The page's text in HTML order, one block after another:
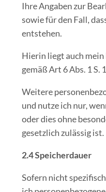
Ihre Angaben zur
sowie für den Fall,
entstehen.
Hierin liegt auch
gemäß Art 6 Abs. 1 S.
Weitere
und nutze ich nur,
oder dies ohne
gesetzlich zulässig ist.
2.4 Speicherdauer
Sofern nicht